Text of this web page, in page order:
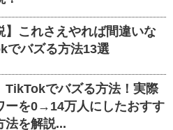
】これさえやれば間違いな
でバズる方法13選
TikTokでバズる方法！実際
ーを0→14万人にしたおすす
法を解説...